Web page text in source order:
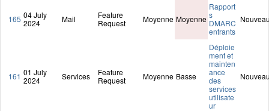
165 04 July
2024
Mail
Feature
Request
Moyenne Moyenne
Rapport
s
DMARC
entrants
161 01 July
2024
Services
Feature
Request
Moyenne Basse
Déploie
ment et
mainten
ance
des
services
utilisate
ur